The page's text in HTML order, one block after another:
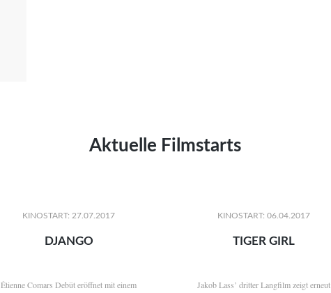
Aktuelle Filmstarts
KINOSTART: 27.07.2017
DJANGO
Étienne Comars Debüt eröffnet mit einem
KINOSTART: 06.04.2017
TIGER GIRL
Jakob Lass’ dritter Langfilm zeigt erneut